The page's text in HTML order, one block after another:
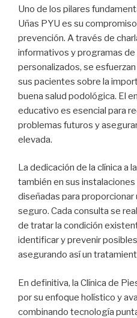
Uno de los pilares
Uñas PYU es su
prevención. A través de
informativos y programas
personalizados, se
sus pacientes sobre la
buena salud podológica. El
educativo es esencial para
problemas futuros y
elevada.
La dedicación de la clínica a
también en sus
diseñadas para
seguro. Cada consulta se
de tratar la condición
identificar y prevenir
asegurando así un
En definitiva, la Clínica de
por su enfoque holístico y
combinando tecnología